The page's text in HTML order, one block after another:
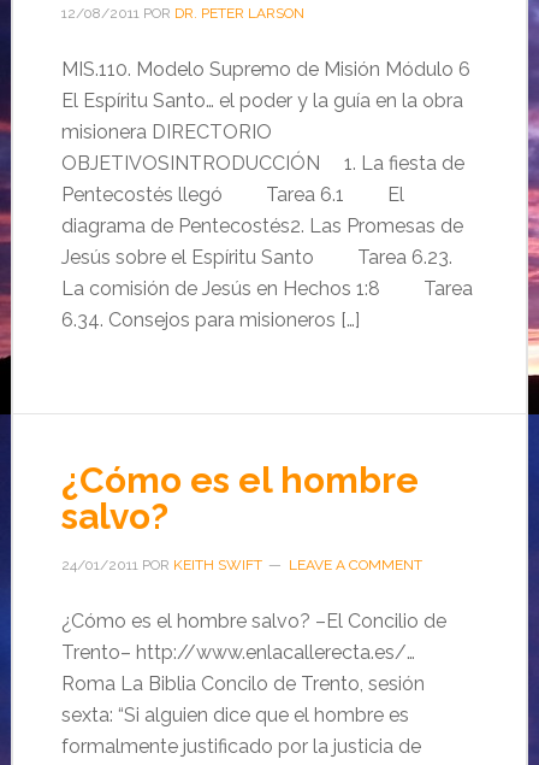
12/08/2011POR DR. PETER LARSON
MIS.110. Modelo Supremo de Misión Módulo 6
El Espíritu Santo… el poder y la guía en la obra
misionera DIRECTORIO
OBJETIVOSINTRODUCCIÓN 1. La fiesta de
Pentecostés llegó Tarea 6.1 El
diagrama de Pentecostés2. Las Promesas de
Jesús sobre el Espíritu Santo Tarea 6.23.
La comisión de Jesús en Hechos 1:8 Tarea
6.34. Consejos para misioneros […]
¿Cómo es el hombre
salvo?
24/01/2011POR KEITH SWIFT LEAVE A COMMENT
¿Cómo es el hombre salvo? –El Concilio de
Trento– http://www.enlacallerecta.es/…
Roma La Biblia Concilo de Trento, sesión
sexta: “Si alguien dice que el hombre es
formalmente justificado por la justicia de